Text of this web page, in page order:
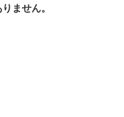
ません。